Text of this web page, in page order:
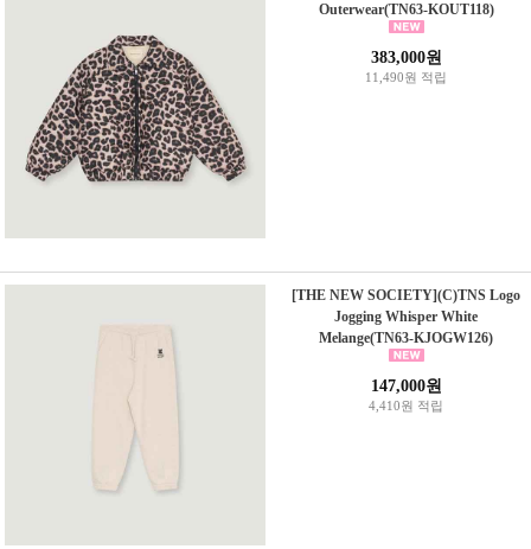
Outerwear(TN63-KOUT118)
383,000원
11,490원 적립
[THE NEW SOCIETY](C)TNS Logo
Jogging Whisper White
Melange(TN63-KJOGW126)
147,000원
4,410원 적립